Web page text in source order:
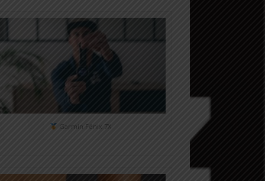
Garmin Fénix 7X